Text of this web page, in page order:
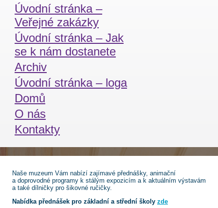
Naše muzeum Vám nabízí zajímavé přednášky, animační
a doprovodné programy k stálým expozicím a k aktuálním výstavám
a také dílničky pro šikovné ručičky.
Nabídka přednášek pro základní a střední školy zde
Úvodní stránka –
Veřejné zakázky
Úvodní stránka – Jak
se k nám dostanete
Archiv
Úvodní stránka – loga
Domů
O nás
Kontakty